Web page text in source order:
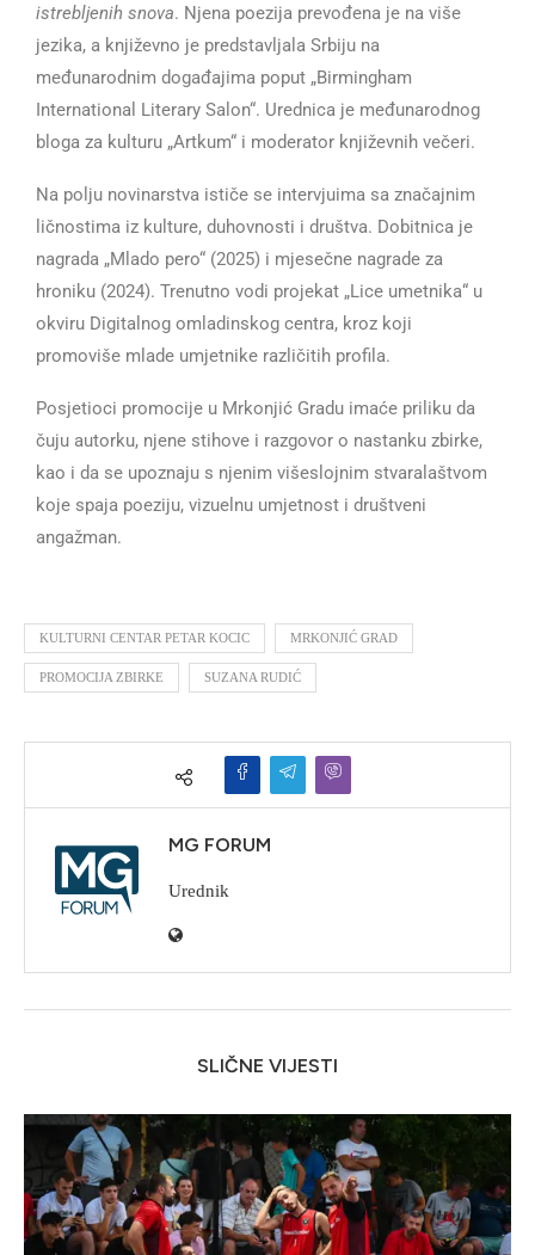
istrebljenih snova. Njena poezija prevođena je na više
jezika, a književno je predstavljala Srbiju na
međunarodnim događajima poput „Birmingham
International Literary Salon“. Urednica je međunarodnog
bloga za kulturu „Artkum“ i moderator književnih večeri.
Na polju novinarstva ističe se intervjuima sa značajnim
ličnostima iz kulture, duhovnosti i društva. Dobitnica je
nagrada „Mlado pero“ (2025) i mjesečne nagrade za
hroniku (2024). Trenutno vodi projekat „Lice umetnika“ u
okviru Digitalnog omladinskog centra, kroz koji
promoviše mlade umjetnike različitih profila.
Posjetioci promocije u Mrkonjić Gradu imaće priliku da
čuju autorku, njene stihove i razgovor o nastanku zbirke,
kao i da se upoznaju s njenim višeslojnim stvaralaštvom
koje spaja poeziju, vizuelnu umjetnost i društveni
angažman.
KULTURNI CENTAR PETAR KOCIC MRKONJIĆ GRAD
PROMOCIJA ZBIRKE SUZANA RUDIĆ
MG FORUM
Urednik
SLIČNE VIJESTI